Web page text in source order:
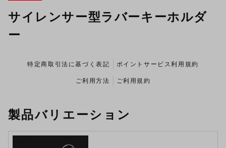
サイレンサー型ラバーキーホルダ
ー
特定商取引法に基づく表記 ポイントサービス利用規約
ご利用方法 ご利用規約
製品バリエーション